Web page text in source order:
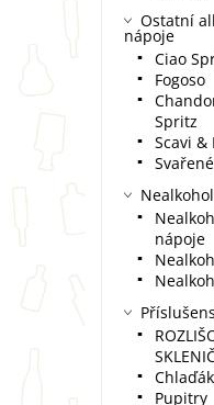
Ostatní
nápoje
Ciao
Fogoso
Spritz
Scavi &
nápoje
Pupitry